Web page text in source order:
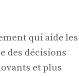
qui aide les
des décisions
et plus